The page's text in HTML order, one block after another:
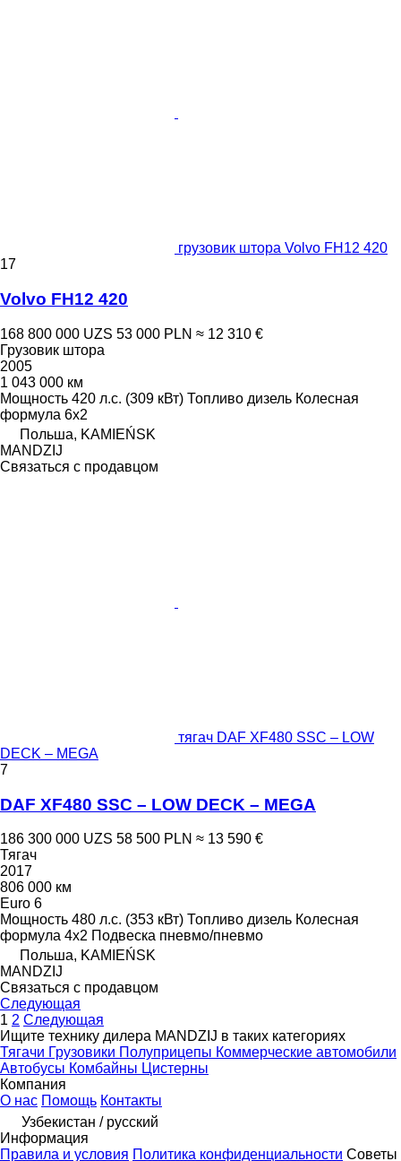
грузовик штора Volvo FH12 420
17
Volvo FH12 420
168 800 000 UZS 53 000 PLN ≈ 12 310 €
Грузовик штора
2005
1 043 000 км
Мощность 420 л.с. (309 кВт) Топливо дизель Колесная
формула 6x2
Польша, KAMIEŃSK
MANDZIJ
Связаться с продавцом
тягач DAF XF480 SSC – LOW
DECK – MEGA
7
DAF XF480 SSC – LOW DECK – MEGA
186 300 000 UZS 58 500 PLN ≈ 13 590 €
Тягач
2017
806 000 км
Euro 6
Мощность 480 л.с. (353 кВт) Топливо дизель Колесная
формула 4x2 Подвеска пневмо/пневмо
Польша, KAMIEŃSK
MANDZIJ
Связаться с продавцом
Следующая
1 2 Следующая
Ищите технику дилера MANDZIJ в таких категориях
Тягачи Грузовики Полуприцепы Коммерческие автомобили
Автобусы Комбайны Цистерны
Компания
О нас Помощь Контакты
Узбекистан / русский
Информация
Правила и условия Политика конфиденциальности Советы